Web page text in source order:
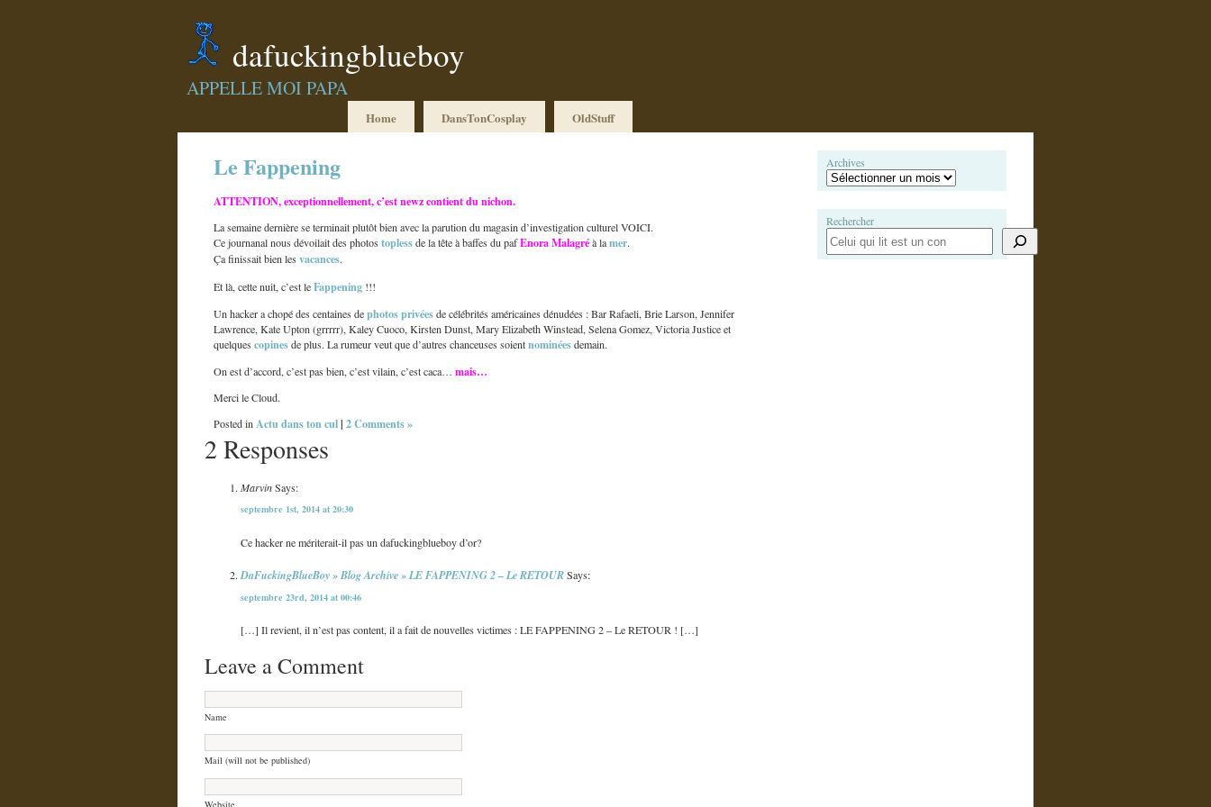
dafuckingblueboy
APPELLE MOI PAPA
Home DansTonCosplay OldStuff
Le Fappening
ATTENTION, exceptionnellement, c’est newz contient du nichon.
La semaine dernière se terminait plutôt bien avec la parution du magasin d’investigation culturel VOICI.
Ce journanal nous dévoilait des photostoplessde la tête à baffes du pafEnora Malagréà lamer.
Ça finissait bien lesvacances.
Et là, cette nuit, c’est leFappening !!!
Un hacker a chopé des centaines dephotos privéesde célébrités américaines dénudées : Bar Rafaeli, Brie Larson, Jennifer
Lawrence, Kate Upton (grrrrr), Kaley Cuoco, Kirsten Dunst, Mary Elizabeth Winstead, Selena Gomez, Victoria Justice et
quelquescopinesde plus. La rumeur veut que d’autres chanceuses soientnominéesdemain.
On est d’accord, c’est pas bien, c’est vilain, c’est caca… mais…
Merci le Cloud.
Posted inActu dans ton cul| 2 Comments »
2 Responses
MarvinSays:
septembre 1st, 2014 at 20:30
Ce hacker ne mériterait-il pas un dafuckingblueboy d’or?
DaFuckingBlueBoy » Blog Archive » LE FAPPENING 2 – Le RETOURSays:
septembre 23rd, 2014 at 00:46
[…] Il revient, il n’est pas content, il a fait de nouvelles victimes : LE FAPPENING 2 – Le RETOUR ! […]
Leave a Comment
Name
Mail (will not be published)
Website
Archives
Rechercher